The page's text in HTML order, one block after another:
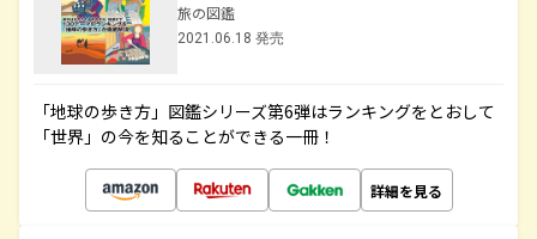
旅の図鑑
2021.06.18 発売
「地球の歩き方」図鑑シリーズ第6弾はランキングをとおして
「世界」の今を知ることができる一冊！
詳細を見る